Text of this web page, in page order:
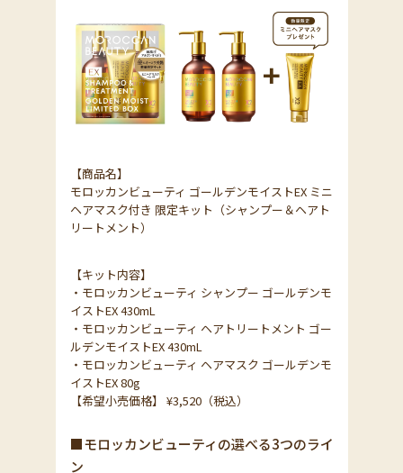
【商品名】
モロッカンビューティ ゴールデンモイストEX ミニ
ヘアマスク付き 限定キット（シャンプー＆ヘアト
リートメント）
【キット内容】
・モロッカンビューティ シャンプー ゴールデンモ
イストEX 430mL
・モロッカンビューティ ヘアトリートメント ゴー
ルデンモイストEX 430mL
・モロッカンビューティ ヘアマスク ゴールデンモ
イストEX 80g
【希望小売価格】 ¥3,520（税込）
■モロッカンビューティの選べる3つのライ
ン